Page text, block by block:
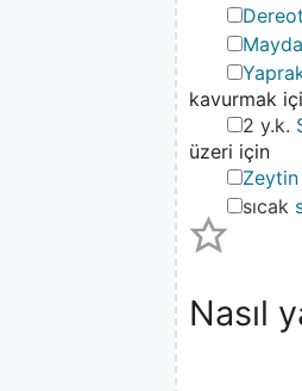
▢
▢
▢
kavurmak
▢
2 y.k.
üzeri için
▢
Zeytin
▢
sıcak
Nasıl